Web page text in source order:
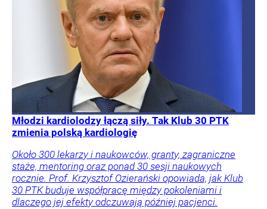
Młodzi kardiolodzy łączą siły. Tak Klub 30 PTK
zmienia polską kardiologię
Około 300 lekarzy i naukowców, granty, zagraniczne
staże, mentoring oraz ponad 30 sesji naukowych
rocznie. Prof. Krzysztof Ozierański opowiada, jak Klub
30 PTK buduje współpracę między pokoleniami i
dlaczego jej efekty odczuwają później pacjenci.